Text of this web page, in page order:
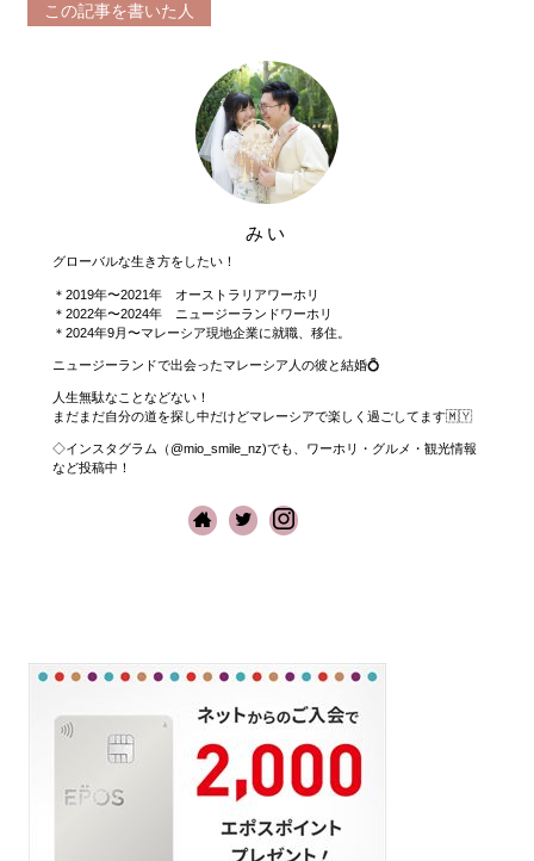
この記事を書いた人
みい
グローバルな生き方をしたい！
＊2019年〜2021年 オーストラリアワーホリ
＊2022年〜2024年 ニュージーランドワーホリ
＊2024年9月〜マレーシア現地企業に就職、移住。
ニュージーランドで出会ったマレーシア人の彼と結婚💍
人生無駄なことなどない！
まだまだ自分の道を探し中だけどマレーシアで楽しく過ごしてます🇲🇾
◇インスタグラム（@mio_smile_nz)でも、ワーホリ・グルメ・観光情報
など投稿中！